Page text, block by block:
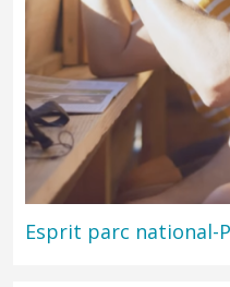
Esprit parc national-